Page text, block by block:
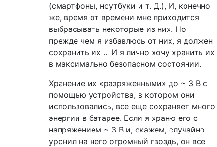
(смартфоны, ноутбуки и т. Д.), И, конечно
же, время от времени мне приходится
выбрасывать некоторые из них. Но
прежде чем я избавлюсь от них, я должен
сохранить их ... И я лично хочу хранить их
в максимально безопасном состоянии.
Хранение их «разряженными» до ~ 3 В с
помощью устройства, в котором они
использовались, все еще сохраняет много
энергии в батарее. Если я храню его с
напряжением ~ 3 В и, скажем, случайно
уронил на него огромный гвоздь, он все